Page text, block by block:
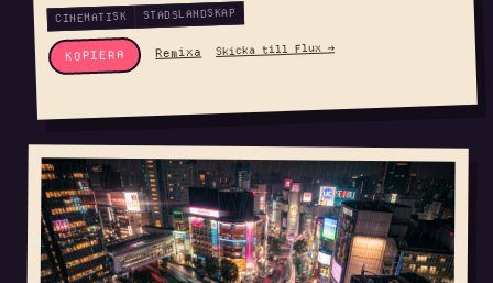
CINEMATISK STADSLANDSKAP
KOPIERA Remixa Skicka till Flux →